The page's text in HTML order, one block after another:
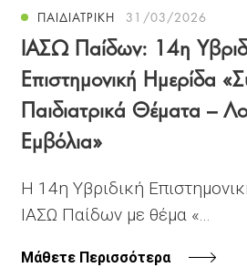
ΠΑΙΔΙΑΤΡΙΚΗ 31/03/2026
ΙΑΣΩ Παίδων: 14η
Επιστημονική Ημερίδα
Παιδιατρικά Θέματα –
Εμβόλια»
Η 14η Υβριδική
ΙΑΣΩ Παίδων με θέμα «...
Μάθετε Περισσότερα